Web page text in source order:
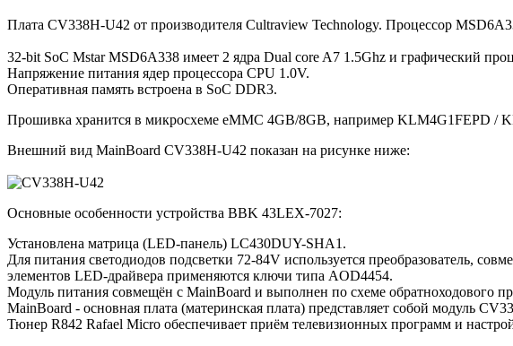
Плата CV338H-U42 от производителя Cultraview Technology. Процессор
32-bit SoC Mstar MSD6A338 имеет 2 ядра Dual core A7 1.5Ghz и графический
Напряжение питания ядер процессора CPU 1.0V.
Оперативная память встроена в SoC DDR3.
Прошивка хранится в микросхеме eMMC 4GB/8GB, например KLM4G1FEPD /
Внешний вид MainBoard CV338H-U42 показан на рисунке ниже:
Основные особенности устройства BBK 43LEX-7027:
Установлена матрица (LED-панель) LC430DUY-SHA1.
Для питания светодиодов подсветки 72-84V используется преобразователь,
элементов LED-драйвера применяются ключи типа AOD4454.
Модуль питания совмещён с MainBoard и выполнен по схеме обратноходового
MainBoard - основная плата (материнская плата) представляет собой модуль
Тюнер R842 Rafael Micro обеспечивает приём телевизионных программ и